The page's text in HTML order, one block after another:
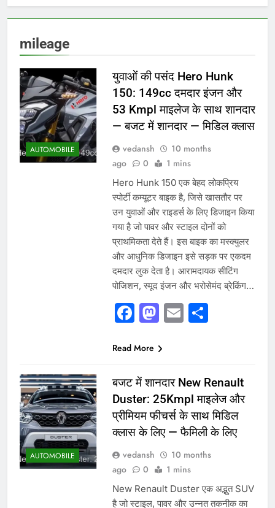
CTET बाल विकास एवं
शिक्षाशास्त्र — 100 श्रेष्ठ
प्रश्नोत्तर (1-20)
10 Months Ago
एनएसआई कानपुर भर्ती 2025
फोरमैन (इलेक्ट्रिकल) की
जानकारी
10 Months Ago
क्वालकॉम और BMW की
ऑटोमेटेड ड्राइविंग सिस्टम
mileage
AUTOMOBILE
युवाओं की पसंद Hero Hunk
150: 149cc दमदार इंजन और
53 Kmpl माइलेज के साथ शानदार
— बजट में शानदार — मिडिल क्लास
vedansh
10 months
ago
0 1 mins
Hero Hunk 150 एक बेहद लोकप्रिय
स्पोर्टी कम्यूटर बाइक है, जिसे खासतौर पर
उन युवाओं और राइडर्स के लिए डिजाइन किया
गया है जो पावर और स्टाइल दोनों को
प्राथमिकता देते हैं। इस बाइक का मस्क्युलर
और आधुनिक डिजाइन इसे सड़क पर एकदम
दमदार लुक देता है। आरामदायक सीटिंग
पोजिशन, स्मूद इंजन और भरोसेमंद ब्रेकिंग…
Facebook
Mastodon
EmailShare
Read More
AUTOMOBILE
बजट में शानदार New Renault
Duster: 25Kmpl माइलेज और
प्रीमियम फीचर्स के साथ मिडिल
क्लास के लिए — फैमिली के लिए
vedansh
10 months
ago
0 1 mins
New Renault Duster एक अद्भुत SUV
है जो स्टाइल, पावर और उन्नत तकनीक का